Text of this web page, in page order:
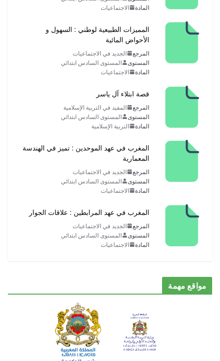
المادة
الاجتماعيات
المميزات الطبيعية لوطني : السهول و
الأحواض المائية
الجديد في الاجتماعيات
المستوى
المستوى السادس ابتدائي
الاجتماعيات
قصة ابتلاء آل ياسر
المفيد في التربية الإسلامية
المستوى السادس ابتدائي
المادة
التربية الإسلامية
المغرب في عهد الموحدين : تميز في الهندسة
الجديد في الاجتماعيات
المستوى
المستوى السادس ابتدائي
الاجتماعيات
المغرب في عهد المرابطين : علاقات الجوار
الجديد في الاجتماعيات
المستوى السادس ابتدائي
المادة
الاجتماعيات
مهمة